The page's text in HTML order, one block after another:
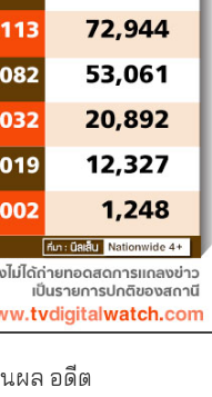
ผล อดีต